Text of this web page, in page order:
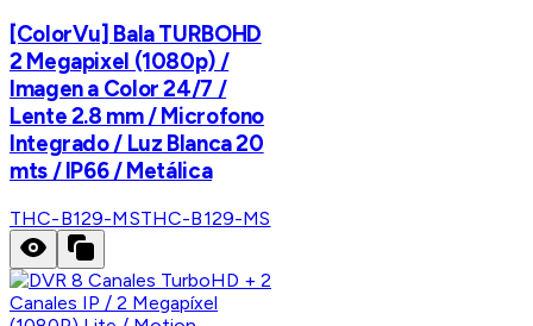
[ColorVu] Bala TURBOHD
2 Megapixel (1080p) /
Imagen a Color 24/7 /
Lente 2.8 mm / Microfono
Integrado / Luz Blanca 20
mts / IP66 / Metálica
THC-B129-MSTHC-B129-MS